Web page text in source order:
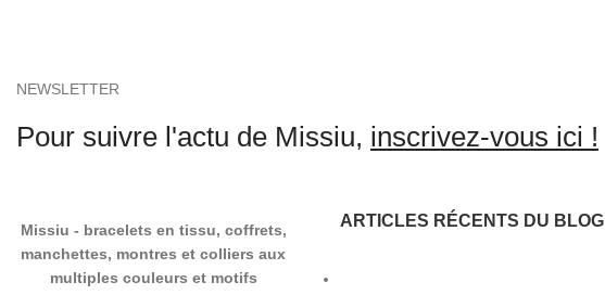
NEWSLETTER
Pour suivre l'actu de Missiu, inscrivez-vous ici !
Missiu - bracelets en tissu, coffrets,
manchettes, montres et colliers aux
multiples couleurs et motifs
ARTICLES RÉCENTS DU BLOG